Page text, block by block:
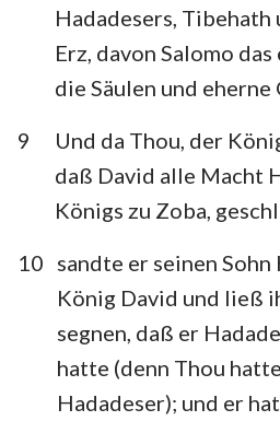
1 2 3 4
8
9 10 11
Hadadesers, Tibehath
Erz, davon Salomo
die Säulen und eherne
9
Und da Thou, der
daß David alle Macht
Königs zu Zoba,
10 sandte er seinen Sohn
König David und ließ
segnen, daß er
hatte (denn Thou
Hadadeser); und er